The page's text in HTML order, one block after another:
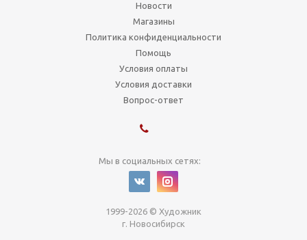
Новости
Магазины
Политика конфиденциальности
Помощь
Условия оплаты
Условия доставки
Вопрос-ответ
Мы в социальных сетях:
1999-2026 © Художник
г. Новосибирск